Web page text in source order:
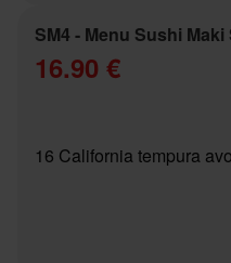
SM4 - Menu Sushi
16.90 €
16 California tempura